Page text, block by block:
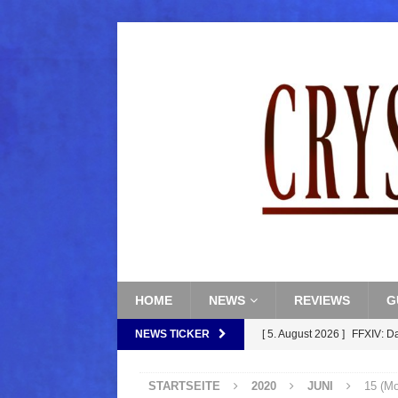
HOME NEWS REVIEWS
NEWS TICKER [ 5. August 2026 ] FFXIV:
FFXIV:
STARTSEITE 2020 JUNI 15